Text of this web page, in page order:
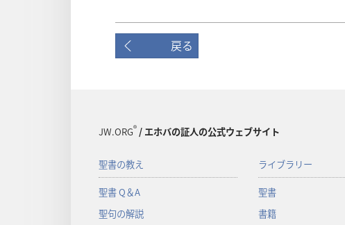
戻る
JW.ORG®/ エホバの証人の公式ウェブサイト
聖書の教え
聖書 Q＆A
聖句の解説
ライブラリー
聖書
書籍